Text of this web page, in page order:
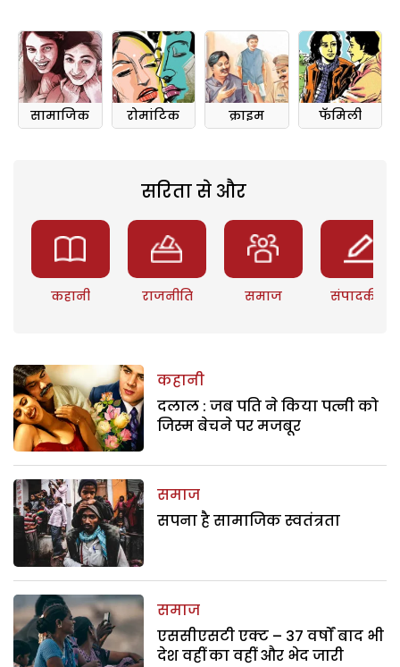
सामाजिक रोमांटिक क्राइम फॅमिली
सरिता से और
कहानी राजनीति समाज संपादकीय
कहानी
दलाल : जब पति ने किया पत्नी को
जिस्म बेचने पर मजबूर
समाज
सपना है सामाजिक स्वतंत्रता
समाज
एससीएसटी एक्ट – 37 वर्षों बाद भी
देश वहीं का वहीं और भेद जारी